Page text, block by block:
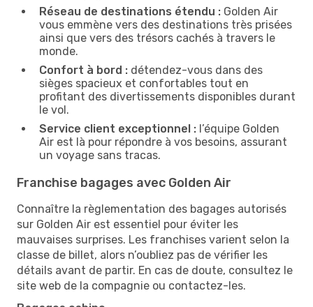
Réseau de destinations étendu : Golden Air
vous emmène vers des destinations très prisées
ainsi que vers des trésors cachés à travers le
monde.
Confort à bord : détendez-vous dans des
sièges spacieux et confortables tout en
profitant des divertissements disponibles durant
le vol.
Service client exceptionnel : l’équipe Golden
Air est là pour répondre à vos besoins, assurant
un voyage sans tracas.
Franchise bagages avec Golden Air
Connaître la règlementation des bagages autorisés
sur Golden Air est essentiel pour éviter les
mauvaises surprises. Les franchises varient selon la
classe de billet, alors n’oubliez pas de vérifier les
détails avant de partir. En cas de doute, consultez le
site web de la compagnie ou contactez-les.